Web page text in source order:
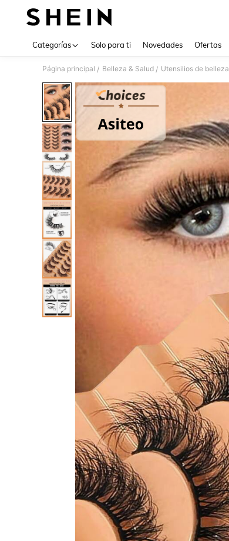
Categorías Solo para ti Novedades Ofertas
Página principal / Belleza & Salud / Utensilios de belleza